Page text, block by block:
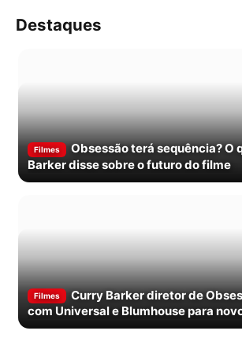
Destaques
Filmes
Obsessão terá sequência? O
Barker disse sobre o futuro do filme
Filmes
Curry Barker diretor de
com Universal e Blumhouse para
terror original